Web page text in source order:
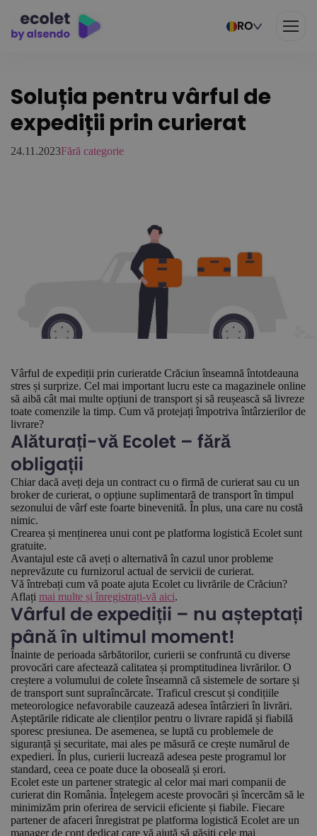
RO
Soluția pentru vârful de
expediții prin curierat
24.11.2023Fără categorie
Vârful de expediții prin curieratde Crăciun înseamnă întotdeauna
stres și surprize. Cel mai important lucru este ca magazinele online
să aibă cât mai multe opțiuni de transport și să reușească să livreze
toate comenzile la timp. Cum vă protejați împotriva întârzierilor de
livrare?
Alăturați-vă Ecolet – fără
obligații
Chiar dacă aveți deja un contract cu o firmă de curierat sau cu un
broker de curierat, o opțiune suplimentară de transport în timpul
sezonului de vârf este foarte binevenită. În plus, una care nu costă
nimic.
Crearea și menținerea unui cont pe platforma logistică Ecolet sunt
gratuite.
Avantajul este că aveți o alternativă în cazul unor probleme
neprevăzute cu furnizorul actual de servicii de curierat.
Vă întrebați cum vă poate ajuta Ecolet cu livrările de Crăciun?
Aflați mai multe și înregistrați-vă aici.
Vârful de expediții – nu așteptați
până în ultimul moment!
Înainte de perioada sărbătorilor, curierii se confruntă cu diverse
provocări care afectează calitatea și promptitudinea livrărilor. O
creștere a volumului de colete înseamnă că sistemele de sortare și
de transport sunt supraîncărcate. Traficul crescut și condițiile
meteorologice nefavorabile cauzează adesea întârzieri în livrări.
Așteptările ridicate ale clienților pentru o livrare rapidă și fiabilă
sporesc presiunea. De asemenea, se luptă cu problemele de
siguranță și securitate, mai ales pe măsură ce crește numărul de
expedieri. În plus, curierii lucrează adesea peste programul lor
standard, ceea ce poate duce la oboseală și erori.
Ecolet este un partener strategic al celor mai mari companii de
curierat din România. Înțelegem aceste provocări și încercăm să le
minimizăm prin oferirea de servicii eficiente și fiabile. Fiecare
partener de afaceri înregistrat pe platforma logistică Ecolet are un
manager de cont dedicat care vă ajută să găsiți cele mai